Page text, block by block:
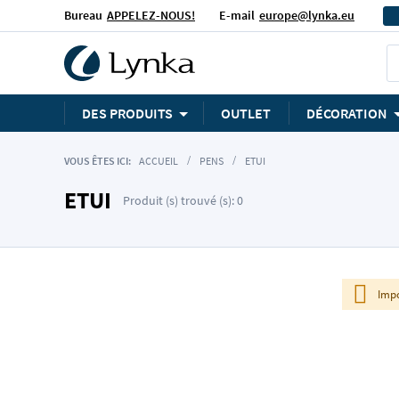
Bureau APPELEZ-NOUS! E-mail europe@lynka.eu
DES PRODUITS OUTLET DÉCORATION
VOUS ÊTES ICI: ACCUEIL PENS ETUI
ETUI Produit (s) trouvé (s): 0